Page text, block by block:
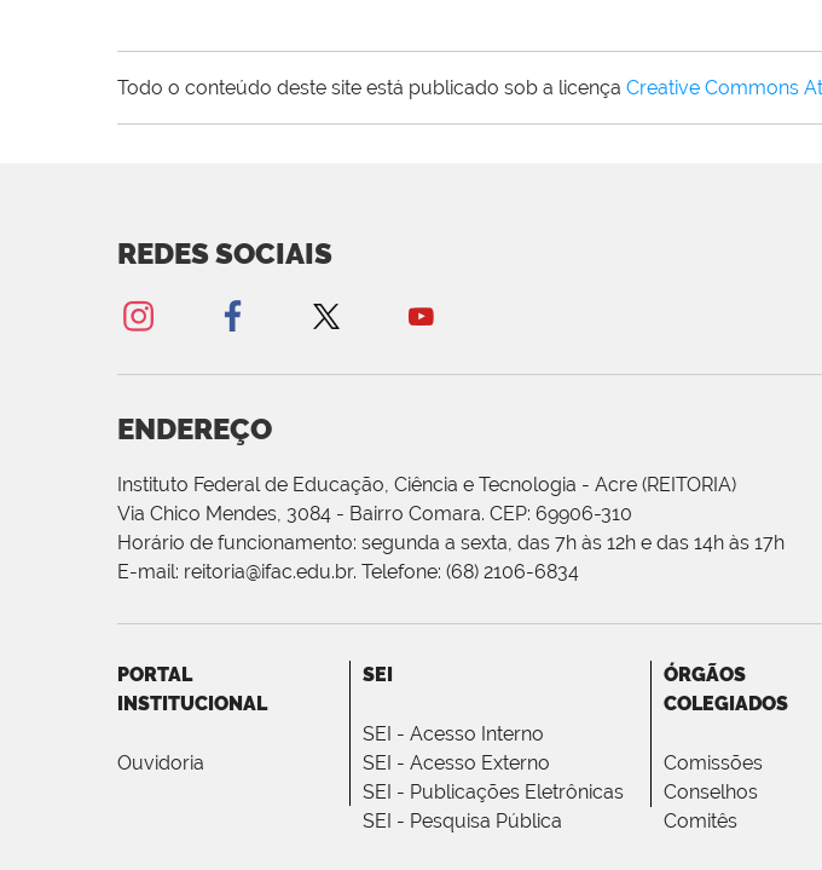
Todo o conteúdo deste site está publicado sob a licença Creative Commons
REDES SOCIAIS
ENDEREÇO
Instituto Federal de Educação, Ciência e Tecnologia - Acre (REITORIA)
Via Chico Mendes, 3084 - Bairro Comara. CEP: 69906-310
Horário de funcionamento: segunda a sexta, das 7h às 12h e das 14h às 17h
E-mail: reitoria@ifac.edu.br. Telefone: (68) 2106-6834
PORTAL
INSTITUCIONAL
Ouvidoria
SEI
SEI - Acesso Interno
SEI - Acesso Externo
SEI - Publicações Eletrônicas
SEI - Pesquisa Pública
ÓRGÃOS
COLEGIADOS
Comissões
Conselhos
Comitês